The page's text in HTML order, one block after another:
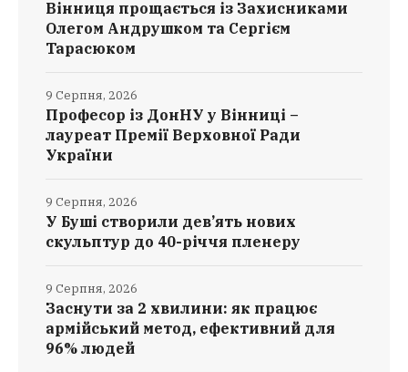
Вінниця прощається із Захисниками
Олегом Андрушком та Сергієм
Тарасюком
Професор із ДонНУ у Вінниці –
лауреат Премії Верховної Ради
України
9 Серпня, 2026
У Буші створили дев’ять нових
скульптур до 40-річчя пленеру
9 Серпня, 2026
Заснути за 2 хвилини: як працює
армійський метод, ефективний для
96% людей
9 Серпня, 2026